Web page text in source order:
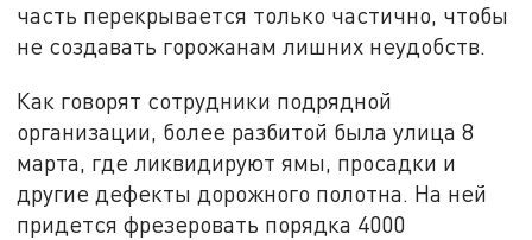
часть перекрывается только частично, чтобы
не создавать горожанам лишних неудобств.
Как говорят сотрудники подрядной
организации, более разбитой была улица 8
марта, где ликвидируют ямы, просадки и
другие дефекты дорожного полотна. На ней
придется фрезеровать порядка 4000